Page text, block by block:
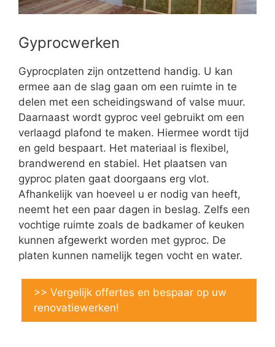
Gyprocwerken
Gyprocplaten zijn ontzettend handig. U kan
ermee aan de slag gaan om een ruimte in te
delen met een scheidingswand of valse muur.
Daarnaast wordt gyproc veel gebruikt om een
verlaagd plafond te maken. Hiermee wordt tijd
en geld bespaart. Het materiaal is flexibel,
brandwerend en stabiel. Het plaatsen van
gyproc platen gaat doorgaans erg vlot.
Afhankelijk van hoeveel u er nodig van heeft,
neemt het een paar dagen in beslag. Zelfs een
vochtige ruimte zoals de badkamer of keuken
kunnen afgewerkt worden met gyproc. De
platen kunnen namelijk tegen vocht en water.
>> Vergelijk offertes en bespaar op uw
renovatiewerken!